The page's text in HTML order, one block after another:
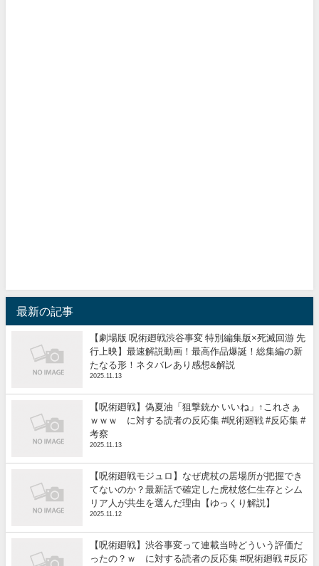
最新の記事
【劇場版 呪術廻戦渋谷事変 特別編集版×死滅回游 先
行上映】最速解説動画！最高作品爆誕！総集編の新
たなる形！ネタバレあり感想&解説
2025.11.13
【呪術廻戦】偽夏油「狙撃銃か いいね」↑これさぁ
ｗｗｗ に対する読者の反応集 #呪術廻戦 #反応集 #
考察
2025.11.13
【呪術廻戦モジュロ】なぜ虎杖の居場所が把握でき
てないのか？最新話で確定した虎杖悠仁生存とシム
リア人が共生を選んだ理由【ゆっくり解説】
2025.11.12
【呪術廻戦】渋谷事変って連載当時どういう評価だ
ったの？ｗ に対する読者の反応集 #呪術廻戦 #反応